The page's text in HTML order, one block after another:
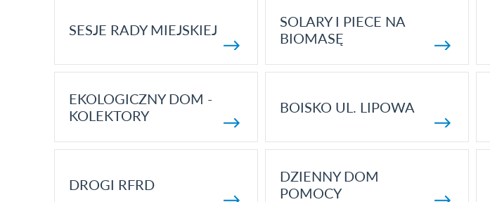
SESJE RADY MIEJSKIEJ
SOLARY I PIECE NA
BIOMASĘ
EKOLOGICZNY DOM -
KOLEKTORY
BOISKO UL. LIPOWA
DROGI RFRD
DZIENNY DOM
POMOCY